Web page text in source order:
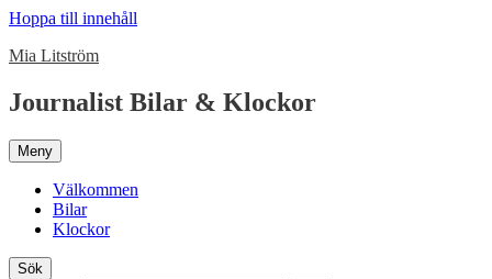
Hoppa till innehåll
Mia Litström
Journalist Bilar & Klockor
Meny
Välkommen
Bilar
Klockor
Sök